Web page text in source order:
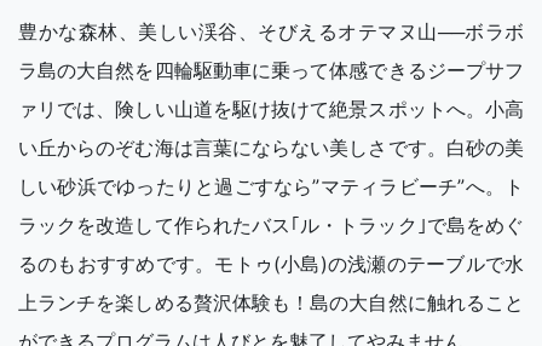
豊かな森林、美しい渓谷、そびえるオテマヌ山──ボラボ
ラ島の大自然を四輪駆動車に乗って体感できるジープサフ
ァリでは、険しい山道を駆け抜けて絶景スポットへ。小高
い丘からのぞむ海は言葉にならない美しさです。白砂の美
しい砂浜でゆったりと過ごすなら”マティラビーチ”へ。ト
ラックを改造して作られたバス｢ル・トラック｣で島をめぐ
るのもおすすめです。モトゥ(小島)の浅瀬のテーブルで水
上ランチを楽しめる贅沢体験も！島の大自然に触れること